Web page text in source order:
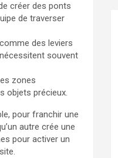
créer des ponts
de traverser
des leviers
souvent
zones
objets précieux.
pour franchir une
autre crée une
pour activer un